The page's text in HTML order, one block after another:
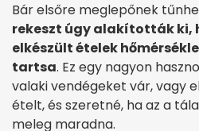
Bár elsőre meglepőnek
rekeszt úgy alakították ki,
elkészült ételek
tartsa. Ez egy nagyon
valaki vendégeket vár, vagy
ételt, és szeretné, ha az a
meleg maradna.